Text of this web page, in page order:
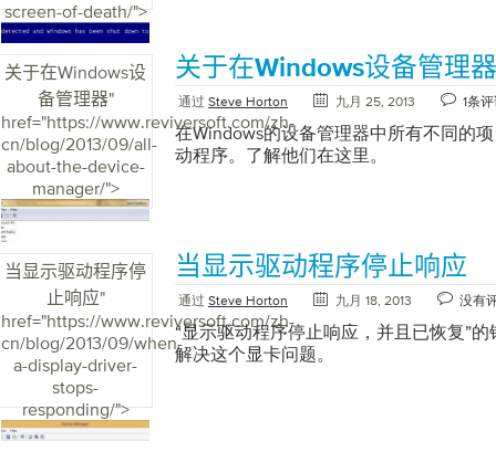
BIOS。 BIOS代表基本输入输出系统。简
在进入Windows之前首次启动计算机时
时，您的计算机可能有一个选项，例如“
进入BIOS设置的方法。不幸的是，为了
问你的制造商网站并获得如何操作的说
行。有时司机可能会被破坏。如果发生
不更新您的驱动程序。您可以直接前往
动程序，但通常很难确定导致问题的驱
需的特定驱动程序。 “你可以直接到制造
果你知道哪个硬件给你带来了问题，以
择“家庭”或“商家”。 “导航到
在，特别是戴尔，最简单的方法是找到
本电脑底部或台式电脑背面）并输入，
系列并找到您的型号，戴尔可能仍会要
您的设备服务标签（通常位于笔记本电
如果音频驱动程序专门用于Windows操
本，那么您应该找出您拥有的位操作系
序。要确定您是否具有32位或64位系统
键单击COMPUTER并选择属性。您的系
型”下。 “使用控制面板查找有关系统的
screen-of-death/">
就是由此引起的。 “蓝屏死机起初可能
慌。大多数BSOD问题都可以很容易地解
您知道哪些驱动程序在一段时间内没有
第一步是更新这些驱动程序。较新版本
驱动程序那样遭遇系统不稳定问题。更
操作系统。 选择硬件型号。 下载并安装
您的驱动程序没有帮助，您可能需要朝
此问题的硬件或附件项目已经使用了一
驱动程序导致了问题。如果您使用的是
Windows XP或Windows Vista，则通常
关于在Windows设
备管理器"
href="https://www.reviversoft.com/zh-
cn/blog/2013/09/all-
about-the-device-
manager/">
关于在Windows设备管理器
通过 Steve Horton 九月 25, 2013 1条
在Windows的设备管理器中所有不同的
动程序。了解他们在这里。
当显示驱动程序停
止响应"
href="https://www.reviversoft.com/zh-
cn/blog/2013/09/when-
a-display-driver-
stops-
responding/">
当显示驱动程序停止响应
通过 Steve Horton 九月 18, 2013 没有
“显示驱动程序停止响应，并且已恢复”
解决这个显卡问题。